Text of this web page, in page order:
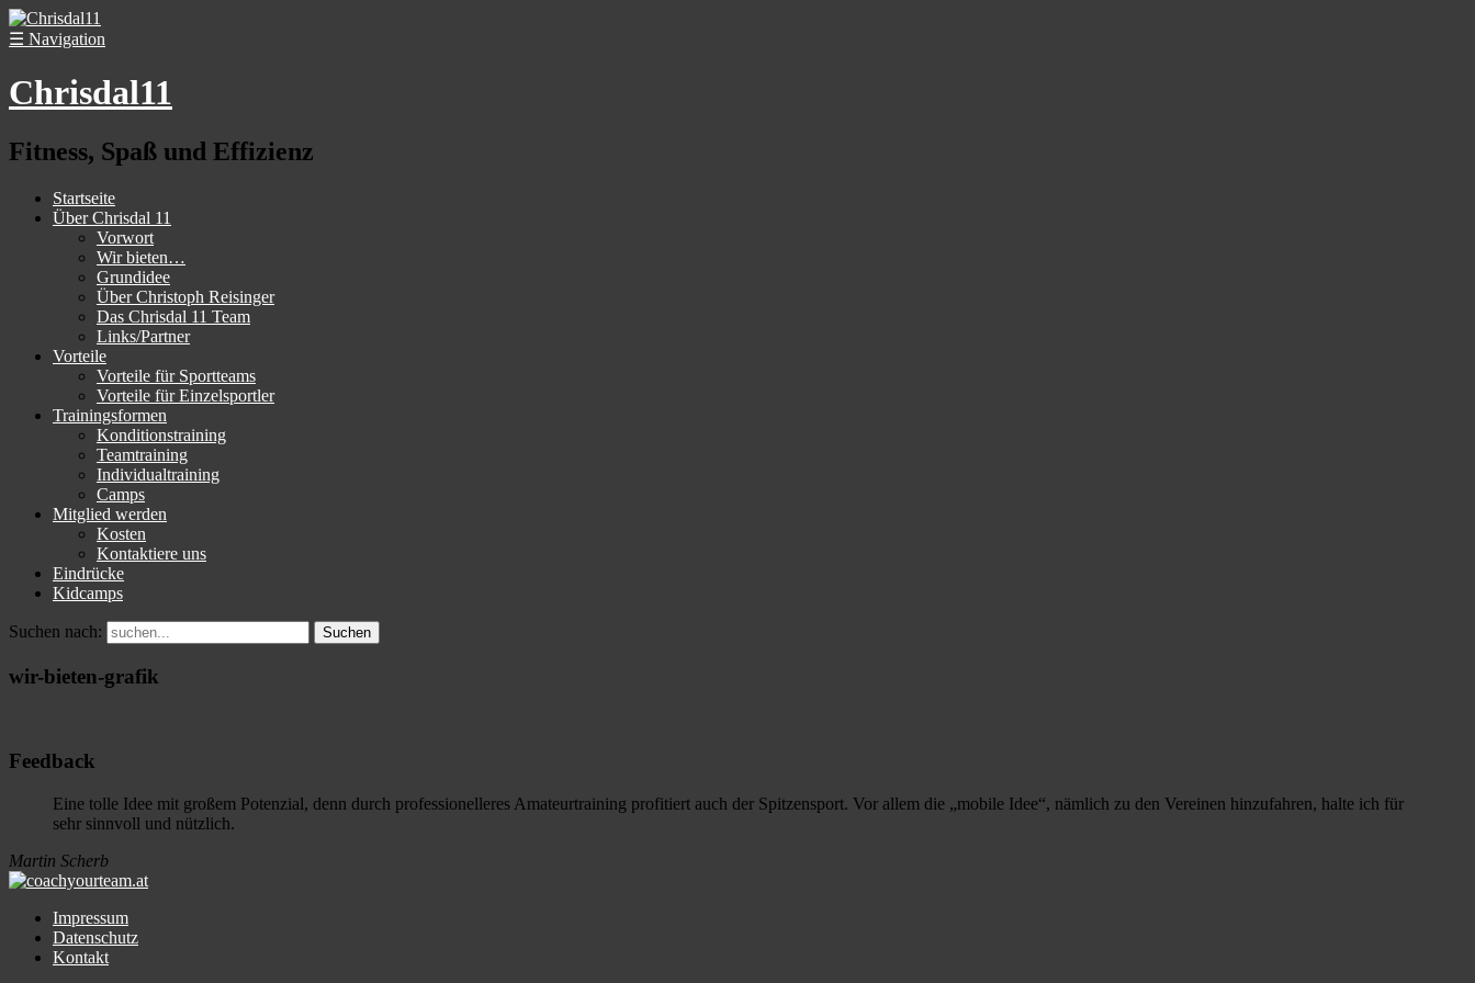
☰ Navigation
Chrisdal11
Fitness, Spaß und Effizienz
Startseite
Über Chrisdal 11
Vorwort
Wir bieten…
Grundidee
Über Christoph Reisinger
Das Chrisdal 11 Team
Links/Partner
Vorteile
Vorteile für Sportteams
Vorteile für Einzelsportler
Trainingsformen
Konditionstraining
Teamtraining
Individualtraining
Camps
Mitglied werden
Kosten
Kontaktiere uns
Eindrücke
Kidcamps
Suchen nach:
wir-bieten-grafik
Feedback
Eine tolle Idee mit großem Potenzial, denn durch professionelleres Amateurtraining profitiert auch der Spitzensport. Vor allem die „mobile Idee“, nämlich zu den Vereinen hinzufahren, halte ich für
sehr sinnvoll und nützlich.
Martin Scherb
Impressum
Datenschutz
Kontakt